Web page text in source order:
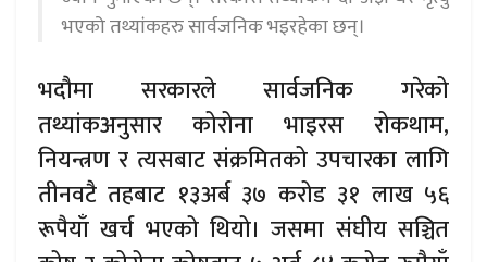
भएको तथ्यांंकहरु सार्वजनिक भइरहेका छन्।
भदौमा सरकारले सार्वजनिक गरेको
तथ्यांकअनुसार कोरोना भाइरस रोकथाम,
नियन्त्रण र त्यसबाट संक्रमितको उपचारका लागि
तीनवटै तहबाट १३अर्ब ३७ करोड ३१ लाख ५६
रूपैयाँ खर्च भएको थियो। जसमा संघीय सञ्चित